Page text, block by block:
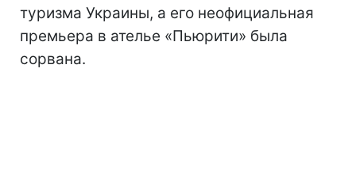
туризма Украины, а его неофициальная
премьера в ателье «Пьюрити» была
сорвана.